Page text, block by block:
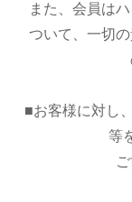
また、会員は
ついて、一切
■お客様に対し
等